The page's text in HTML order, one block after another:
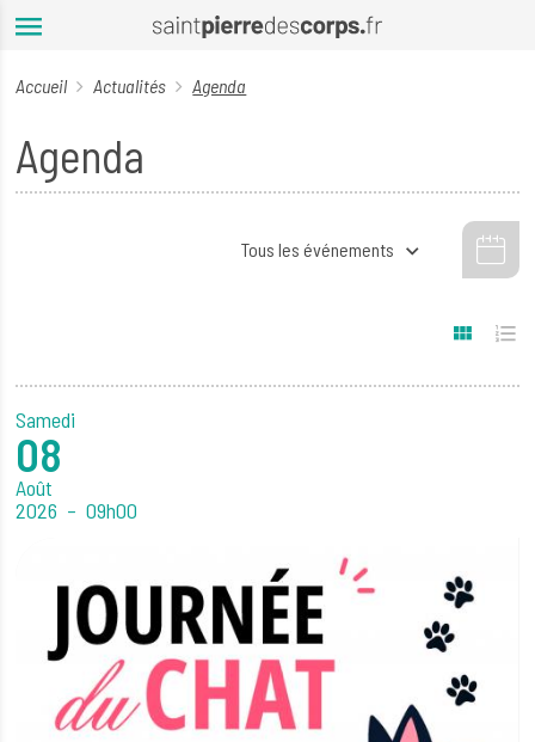
Aller au contenu principal
Accueil Actualités Agenda
Agenda
Tous les événements Réinitialiser
Soumettre
Samedi
08
Août
2026
09h00